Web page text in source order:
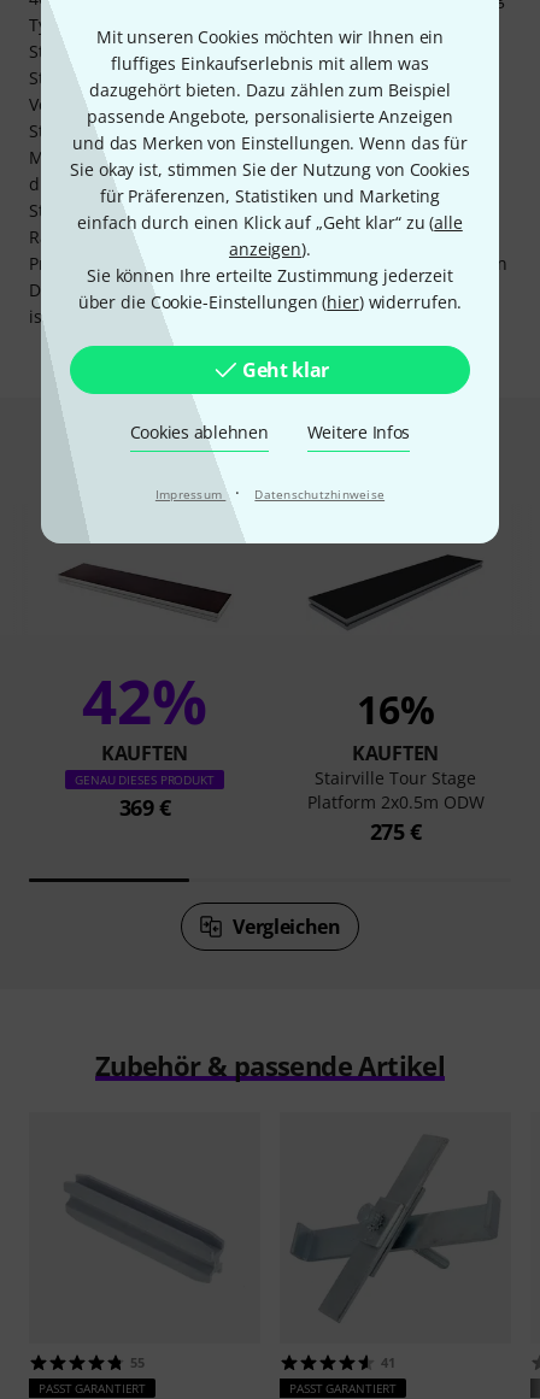
Mit unseren Cookies möchten wir Ihnen ein
fluffiges Einkaufserlebnis mit allem was
dazugehört bieten. Dazu zählen zum Beispiel
passende Angebote, personalisierte Anzeigen
und das Merken von Einstellungen. Wenn das für
Sie okay ist, stimmen Sie der Nutzung von Cookies
für Präferenzen, Statistiken und Marketing
einfach durch einen Klick auf „Geht klar“ zu (alle
anzeigen).
Sie können Ihre erteilte Zustimmung jederzeit
über die Cookie-Einstellungen (hier) widerrufen.
Geht klar
Cookies ablehnen Weitere Infos
Impressum · Datenschutzhinweise
Typ45 60-100cm werden die Einzelelemente aufgebaut.
Stufenlos hingegen kann die Höhe beim Gerüstsystem
Stageworx Carrying system „Justo“ bestimmt werden. Beim
Verbinden mehrerer Podeste zu einer Bühne kommt der
Stageworx Verbindungssteg grau zum Einsatz, der in die
Montagenut benachbarter Rahmen geschoben wird, bevor
die Außenkanten der Bühne mit den Schnellverbindern
Stageworx Quick Connector gesichert werden. Soll eine
Rampe angelegt werden, stehen auch dafür Stageworx-
Praktikus-Elemente zur Verfügung. Und mit dem passenden
Dirigentenpodest Stageworx Praktikus Conductors Podium
ist auch für Orchesterauftritte alles bestens vorbereitet.
Das kauften Kunden, die sich dieses
Produkt angesehen haben
42%
KAUFTEN
GENAU DIESES PRODUKT
369 €
16%
KAUFTEN
Stairville Tour Stage
Platform 2x0.5m ODW
275 €
Vergleichen
Zubehör & passende Artikel
55
PASST GARANTIERT
41
PASST GARANTIERT